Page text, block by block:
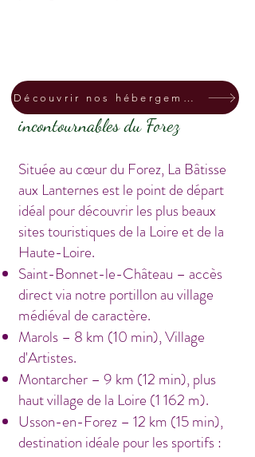
Découvrez les
incontournables du Forez
Située au cœur du Forez, La Bâtisse
aux Lanternes est le point de départ
idéal pour découvrir les plus beaux
sites touristiques de la Loire et de la
Haute-Loire.
Saint-Bonnet-le-Château – accès
direct via notre portillon au village
médiéval de caractère.
Marols – 8 km (10 min), Village
d'Artistes.
Montarcher – 9 km (12 min), plus
haut village de la Loire (1 162 m).
Usson-en-Forez – 12 km (15 min),
destination idéale pour les sportifs :
Découvrir nos hébergements